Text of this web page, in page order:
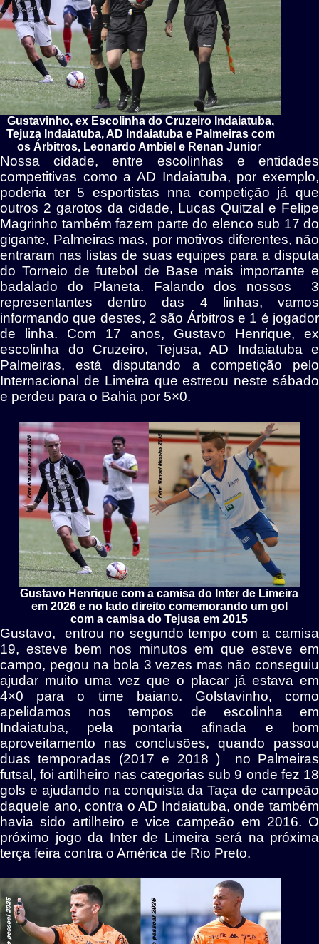
Gustavinho, ex Escolinha do Cruzeiro Indaiatuba,
Tejuza Indaiatuba, AD Indaiatuba e Palmeiras com
os Árbitros, Leonardo Ambiel e Renan Junior
Nossa cidade, entre escolinhas e entidades
competitivas como a AD Indaiatuba, por exemplo,
poderia ter 5 esportistas nna competição já que
outros 2 garotos da cidade, Lucas Quitzal e Felipe
Magrinho também fazem parte do elenco sub 17 do
gigante, Palmeiras mas, por motivos diferentes, não
entraram nas listas de suas equipes para a disputa
do Torneio de futebol de Base mais importante e
badalado do Planeta. Falando dos nossos 3
representantes dentro das 4 linhas, vamos
informando que destes, 2 são Árbitros e 1 é jogador
de linha. Com 17 anos, Gustavo Henrique, ex
escolinha do Cruzeiro, Tejusa, AD Indaiatuba e
Palmeiras, está disputando a competição pelo
Internacional de Limeira que estreou neste sábado
e perdeu para o Bahia por 5×0.
Gustavo Henrique com a camisa do Inter de Limeira
em 2026 e no lado direito comemorando um gol
com a camisa do Tejusa em 2015
Gustavo, entrou no segundo tempo com a camisa
19, esteve bem nos minutos em que esteve em
campo, pegou na bola 3 vezes mas não conseguiu
ajudar muito uma vez que o placar já estava em
4×0 para o time baiano. Golstavinho, como
apelidamos nos tempos de escolinha em
Indaiatuba, pela pontaria afinada e bom
aproveitamento nas conclusões, quando passou
duas temporadas (2017 e 2018 ) no Palmeiras
futsal, foi artilheiro nas categorias sub 9 onde fez 18
gols e ajudando na conquista da Taça de campeão
daquele ano, contra o AD Indaiatuba, onde também
havia sido artilheiro e vice campeão em 2016. O
próximo jogo da Inter de Limeira será na próxima
terça feira contra o América de Rio Preto.